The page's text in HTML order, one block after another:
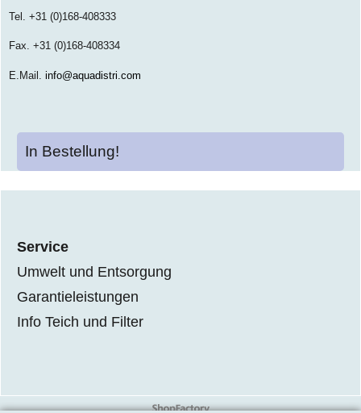
Tel. +31 (0)168-408333
Fax. +31 (0)168-408334
E.Mail. info@aquadistri.com
In Bestellung!
Service
Umwelt und Entsorgung
Garantieleistungen
Info Teich und Filter
WebShop erstellt mit